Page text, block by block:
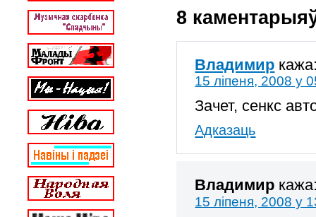
8
Владимир
15 ліпеня, 2008 у
Зачет, сенкс
Адказаць
Владимир
15 ліпеня, 2008 у